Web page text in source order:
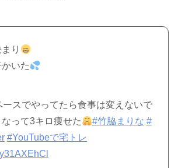
り
いた
ースでやってたら食事は変えないで
って3キロ痩せた
#竹脇まりな #
#YouTubeで宅トレ